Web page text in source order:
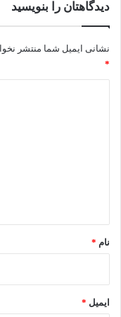
سفید، این مواد را
با یک دستمال یا
پاک کنید و
دیدگاهتان را بنویسید
نشانی ایمیل شما منتشر
*
نام *
ایمیل *